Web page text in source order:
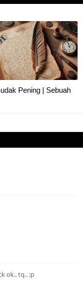
Pening | Sebuah
ok.. tq.. ;p